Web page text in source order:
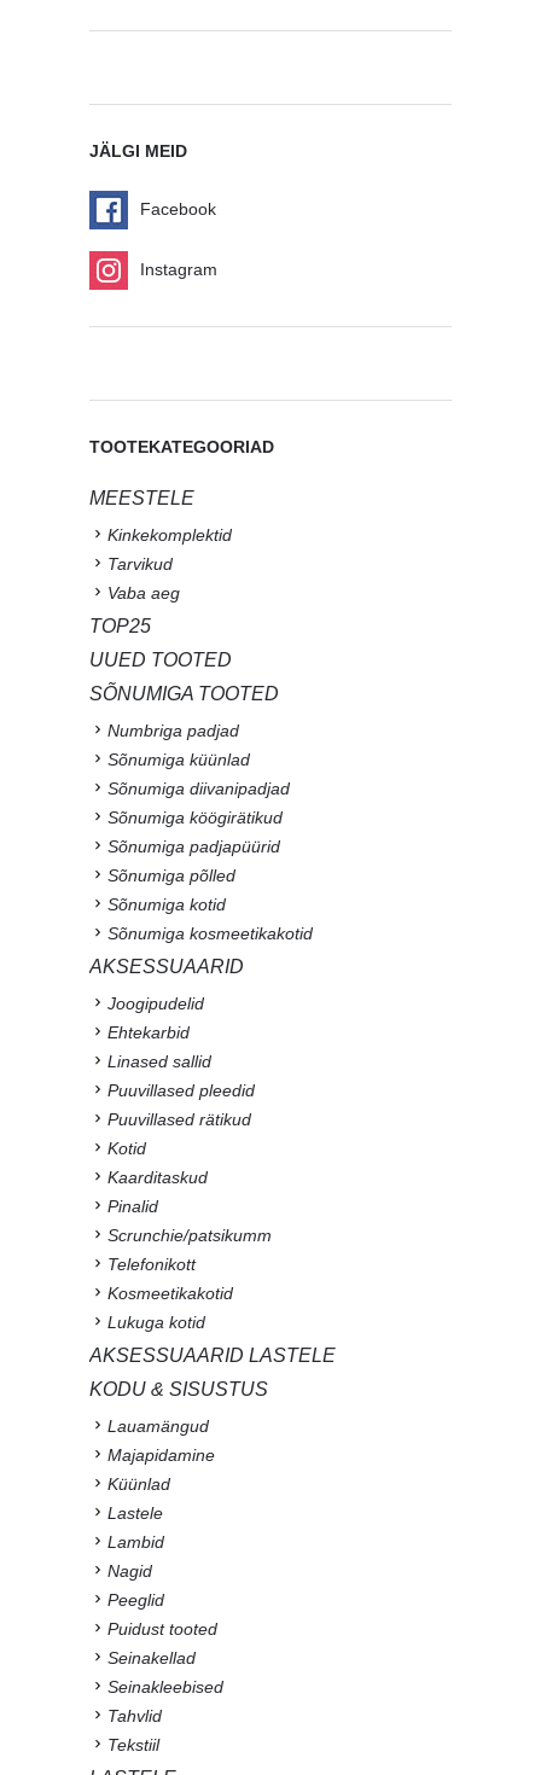
JÄLGI MEID
Facebook
Instagram
TOOTEKATEGOORIAD
MEESTELE
Kinkekomplektid
Tarvikud
Vaba aeg
TOP25
UUED TOOTED
SÕNUMIGA TOOTED
Numbriga padjad
Sõnumiga küünlad
Sõnumiga diivanipadjad
Sõnumiga köögirätikud
Sõnumiga padjapüürid
Sõnumiga põlled
Sõnumiga kotid
Sõnumiga kosmeetikakotid
AKSESSUAARID
Joogipudelid
Ehtekarbid
Linased sallid
Puuvillased pleedid
Puuvillased rätikud
Kotid
Kaarditaskud
Pinalid
Scrunchie/patsikumm
Telefonikott
Kosmeetikakotid
Lukuga kotid
AKSESSUAARID LASTELE
KODU & SISUSTUS
Lauamängud
Majapidamine
Küünlad
Lastele
Lambid
Nagid
Peeglid
Puidust tooted
Seinakellad
Seinakleebised
Tahvlid
Tekstiil